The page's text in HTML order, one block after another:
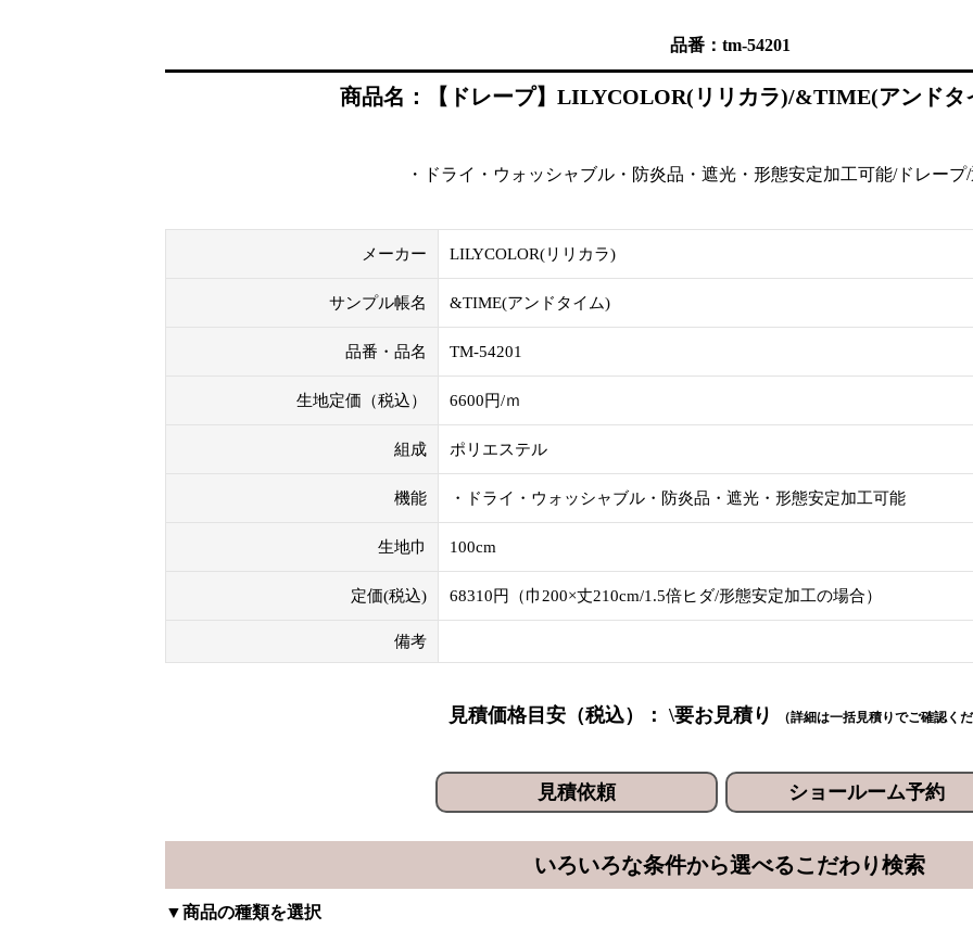
品番：tm-54201
商品名：【ドレープ】LILYCOLOR(リリカラ)/&TIME(アンドタ
・ドライ・ウォッシャブル・防炎品・遮光・形態安定加工可能/ドレープ
メーカー LILYCOLOR(リリカラ)
サンプル帳名 &TIME(アンドタイム)
品番・品名 TM-54201
生地定価（税込） 6600円/ｍ
組成 ポリエステル
機能 ・ドライ・ウォッシャブル・防炎品・遮光・形態安定加工可能
生地巾 100cm
定価(税込) 68310円（巾200×丈210cm/1.5倍ヒダ/形態安定加工の場合）
備考
見積価格目安（税込）： \要お見積り （詳細は一括見積りでご確認く
見積依頼 ショールーム予約
いろいろな条件から選べるこだわり検索
▼商品の種類を選択